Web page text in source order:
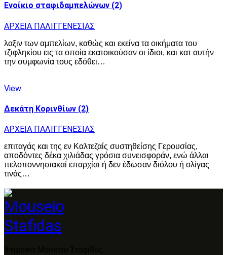
Ενοίκιο σταφιδαμπελώνων (2)
ΑΡΧΕΙΑ ΠΑΛΙΓΓΕΝΕΣΙΑΣ
λαξιν των αμπελίων, καθώς και εκείνα τα οικήματα του
τζιφληκίου εις τα οποία εκατοικούσαν οι ίδιοι, και κατ αυτήν
την συμφωνία τους εδόθει…
View
Δεκάτη Κορινθίων (2)
ΑΡΧΕΙΑ ΠΑΛΙΓΓΕΝΕΣΙΑΣ
επιταγάς και της εν Καλτεζαίς συστηθείσης Γερουσίας,
αποδόντες δέκα χιλιάδας γρόσια συνεισφοράν, ενώ άλλαι
πελοποννησιακαί επαρχίαι ή δεν έδωσαν διόλου ή ολίγας
τινάς…